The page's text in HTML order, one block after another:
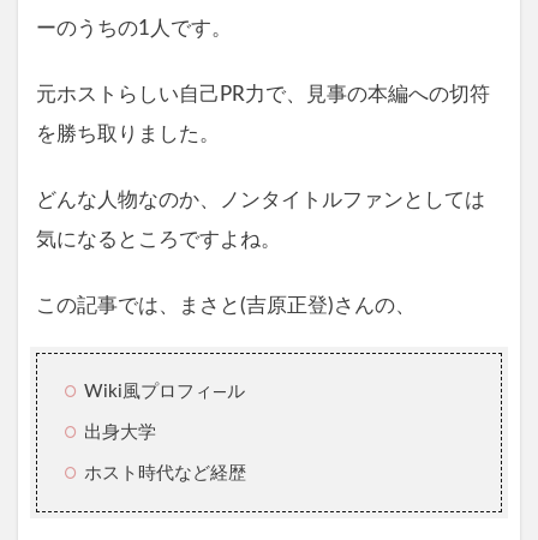
ーのうちの1人です。
元ホストらしい自己PR力で、見事の本編への切符
を勝ち取りました。
どんな人物なのか、ノンタイトルファンとしては
気になるところですよね。
この記事では、まさと(吉原正登)さんの、
Wiki風プロフィ―ル
出身大学
ホスト時代など経歴